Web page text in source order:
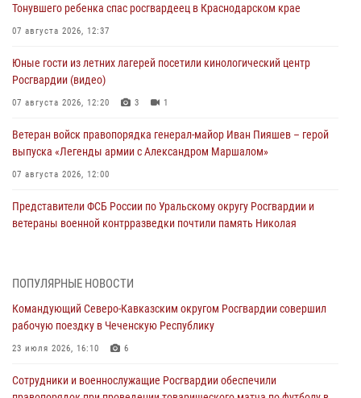
Тонувшего ребенка спас росгвардеец в Краснодарском крае
07 августа 2026, 12:37
Юные гости из летних лагерей посетили кинологический центр
Росгвардии (видео)
07 августа 2026, 12:20 3 1
Ветеран войск правопорядка генерал-майор Иван Пияшев – герой
выпуска «Легенды армии с Александром Маршалом»
07 августа 2026, 12:00
Представители ФСБ России по Уральскому округу Росгвардии и
ветераны военной контрразведки почтили память Николая
Смольного собора в Санкт-Петербурге (видео)
07 августа 2026, 11:34
взрывобезопасности
ПОПУЛЯРНЫЕ НОВОСТИ
Командующий Северо-Кавказским округом Росгвардии совершил
рабочую поездку в Чеченскую Республику
23 июля 2026, 16:10 6
Сотрудники и военнослужащие Росгвардии обеспечили